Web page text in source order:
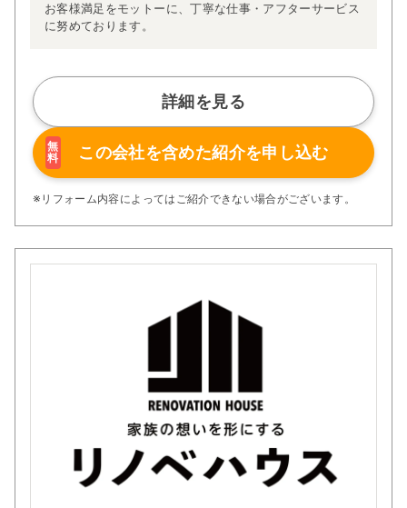
お客様満足をモットーに、丁寧な仕事・アフターサービス
に努めております。
詳細を見る
無
料
この会社を含めた紹介を申し込む
※リフォーム内容によってはご紹介できない場合がございます。